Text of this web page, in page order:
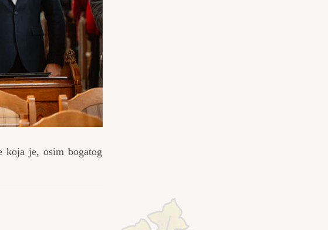
koja je, osim bogatog